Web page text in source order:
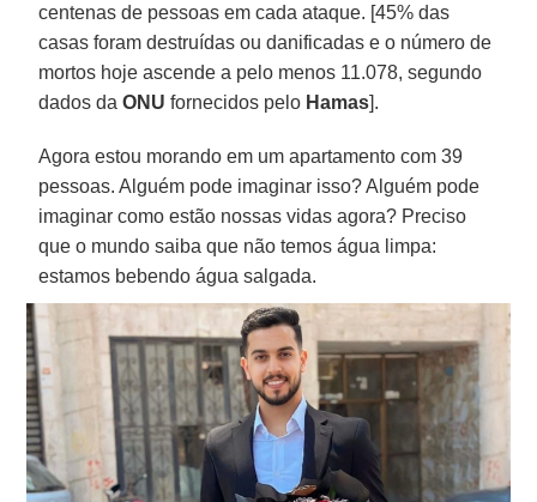
centenas de pessoas em cada ataque. [45% das
casas foram destruídas ou danificadas e o número de
mortos hoje ascende a pelo menos 11.078, segundo
dados daONU fornecidos pelo Hamas].
Agora estou morando em um apartamento com 39
pessoas. Alguém pode imaginar isso? Alguém pode
imaginar como estão nossas vidas agora? Preciso
que o mundo saiba que não temos água limpa:
estamos bebendo água salgada.